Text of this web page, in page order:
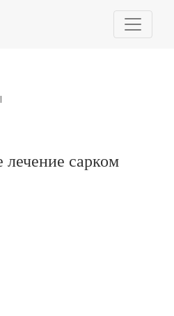
сарком мягких тканей
сарком